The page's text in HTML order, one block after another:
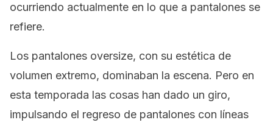
ocurriendo actualmente en lo que a pantalones se
refiere.
Los pantalones oversize, con su estética de
volumen extremo, dominaban la escena. Pero en
esta temporada las cosas han dado un giro,
impulsando el regreso de pantalones con líneas